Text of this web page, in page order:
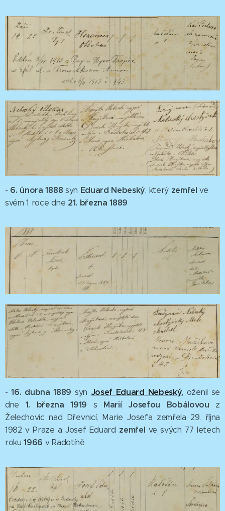
- 6. února 1888 syn Eduard Nebeský, který zemřel ve
svém 1 roce dne 21. března 1889
-16. dubna 1889 syn Josef Eduard Nebeský, oženil se
dne 1. března 1919 s Marií Josefou Bobálovou z
Želechovic nad Dřevnicí, Marie Josefa zemřela 29. října
1982 v Praze a Josef Eduard zemřel ve svých 77 letech
roku1966 v Radotíně